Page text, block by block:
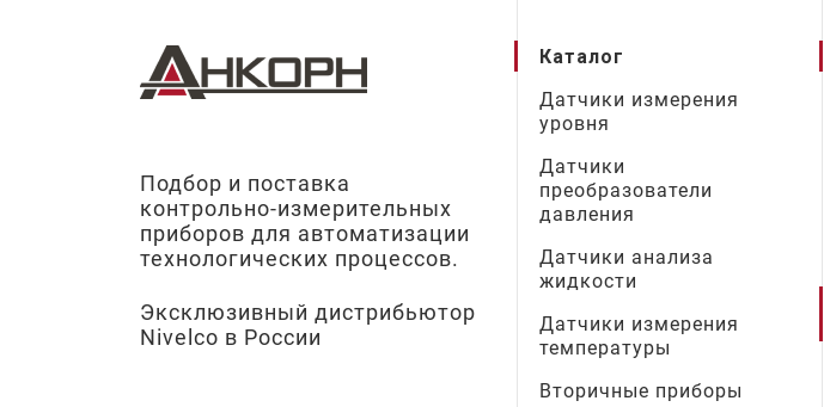
Подбор и поставка
контрольно-измерительных
приборов для автоматизации
технологических процессов.
Эксклюзивный дистрибьютор
Nivelco в России
Каталог
Датчики измерения
уровня
Датчики
преобразователи
давления
Датчики анализа
жидкости
Датчики измерения
температуры
Вторичные приборы